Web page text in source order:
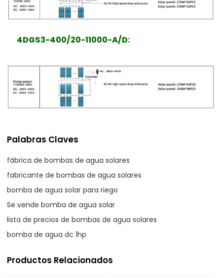
4DGS3-400/20-11000-A/D:
Palabras Claves
fábrica de bombas de agua solares
fabricante de bombas de agua solares
bomba de agua solar para riego
Se vende bomba de agua solar
lista de precios de bombas de agua solares
bomba de agua dc 1hp
Productos Relacionados